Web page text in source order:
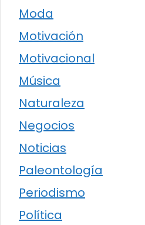
Moda
Motivación
Motivacional
Música
Naturaleza
Negocios
Noticias
Paleontología
Periodismo
Política